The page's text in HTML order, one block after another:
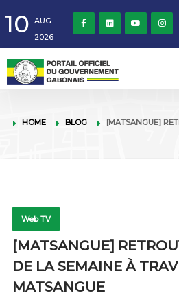
10 AUG
2026
HOME BLOG [MATSANGUE]
Web TV
[MATSANGUE]
DE LA SEMAINE À
MATSANGUE